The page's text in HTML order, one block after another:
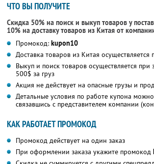
ЧТО ВЫ ПОЛУЧИТЕ
Скидка 50% на поиск и выкуп товаров у
10% на доставку товаров из Китая от
Промокод: kupon10
Доставка товаров из Китая осуществляется
Выкуп и поиск товаров осуществляется при
500$ за груз
Акция не действует на опасные грузы и
Детальные условия по работе купона можно
связавшись с представителем компании
КАК РАБОТАЕТ ПРОМОКОД
Промокод действует на один заказ
При оформлении заказа укажите промокод